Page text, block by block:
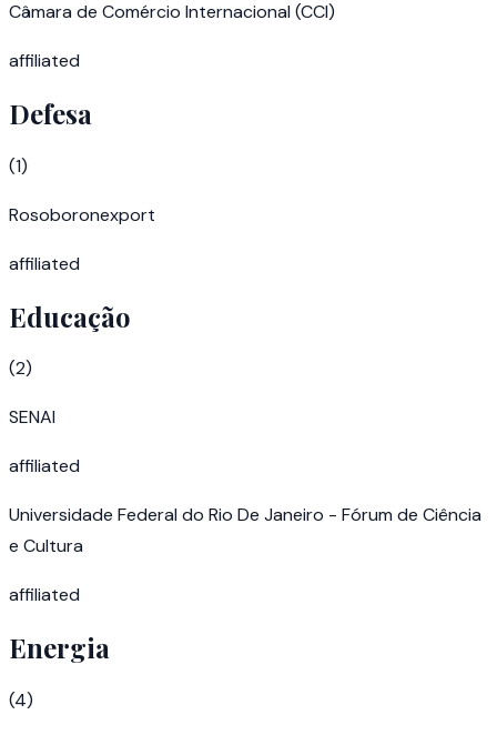
Câmara de Comércio Internacional (CCI)
affiliated
Defesa
(1)
Rosoboronexport
affiliated
Educação
(2)
SENAI
affiliated
Universidade Federal do Rio De Janeiro - Fórum de Ciência
e Cultura
affiliated
Energia
(4)